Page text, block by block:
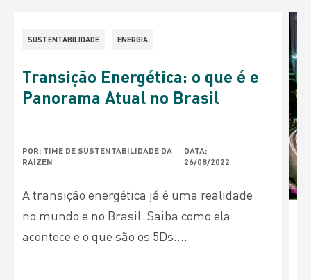
SUSTENTABILIDADE ENERGIA
Transição Energética: o que é e
Panorama Atual no Brasil
POR: TIME DE SUSTENTABILIDADE DA
RAÍZEN
DATA:
26/08/2022
A transição energética já é uma realidade
no mundo e no Brasil. Saiba como ela
acontece e o que são os 5Ds....